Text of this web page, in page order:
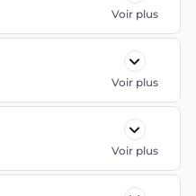
Voir plus
Voir plus
Voir plus